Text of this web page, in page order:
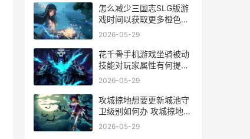
怎么减少三国志SLG版游
戏时间以获取更多橙色道
具 三国志如何降低自己的
2026-05-29
花千骨手机游戏坐骑被动
技能对玩家属性有何提高
花千骨游戏官网下载
2026-05-29
攻城掠地想要更新城池守
卫级别如何办 攻城掠地能
换国家吗
2026-05-29